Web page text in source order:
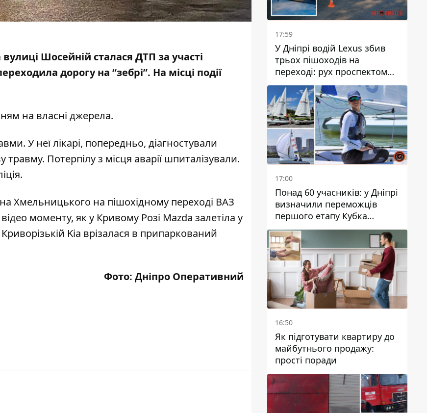
Шосейній сталася ДТП за участі
дорогу на “зебрі”. На місці події
на власні джерела.
У неї лікарі, попередньо, діагностували
Потерпілу з місця аварії шпиталізували.
Хмельницького на пішохідному переході ВАЗ
моменту, як у Кривому Розі Mazda залетіла у
Kia врізалася в припаркований
Фото: Дніпро Оперативний
17:59
У Дніпрі водій Lexus збив
трьох пішоходів на
переході: рух проспектом
Науки ускладнений
17:00
Понад 60 учасників: у Дніпрі
визначили переможців
першого етапу Кубка
України з вітрильного
спорту
16:50
Як підготувати квартиру до
майбутнього продажу:
прості поради